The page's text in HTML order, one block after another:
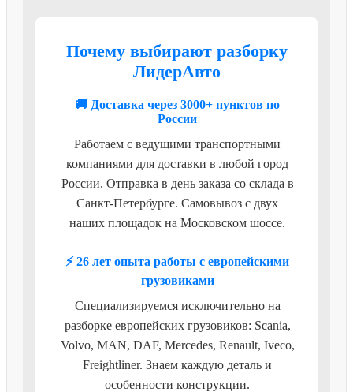
Почему выбирают разборку
ЛидерАвто
🚚 Доставка через 3000+ пунктов по
России
Работаем с ведущими транспортными
компаниями для доставки в любой город
России. Отправка в день заказа со склада в
Санкт-Петербурге. Самовывоз с двух
наших площадок на Московском шоссе.
⚡ 26 лет опыта работы с европейскими
грузовиками
Специализируемся исключительно на
разборке европейских грузовиков: Scania,
Volvo, MAN, DAF, Mercedes, Renault, Iveco,
Freightliner. Знаем каждую деталь и
особенности конструкции.